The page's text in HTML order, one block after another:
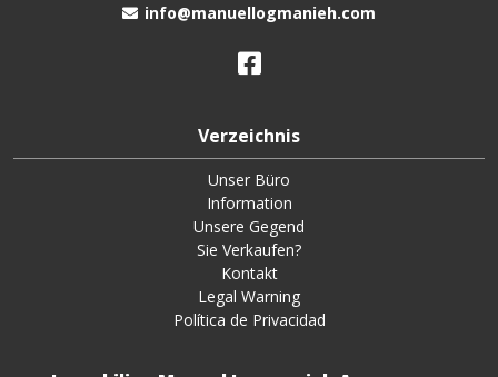
info@manuellogmanieh.com
Verzeichnis
Unser Büro
Information
Unsere Gegend
Sie Verkaufen?
Kontakt
Legal Warning
Política de Privacidad